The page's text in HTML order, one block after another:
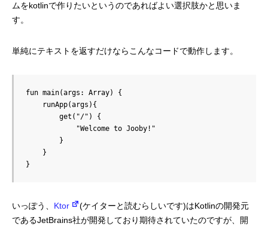
【業務委託】Webデザイナー
mmjテックブログ
mmjコーポレートサイト
ムをkotlinで作りたいというのであればよい選択肢かと思いま
す。
単純にテキストを返すだけならこんなコードで動作します。
fun main(args: Array) {
    runApp(args){
        get("/") {
            "Welcome to Jooby!"
        }
    }
いっぽう、 Ktor
(ケイターと読むらしいです)はKotlinの開発元
であるJetBrains社が開発しており期待されていたのですが、開